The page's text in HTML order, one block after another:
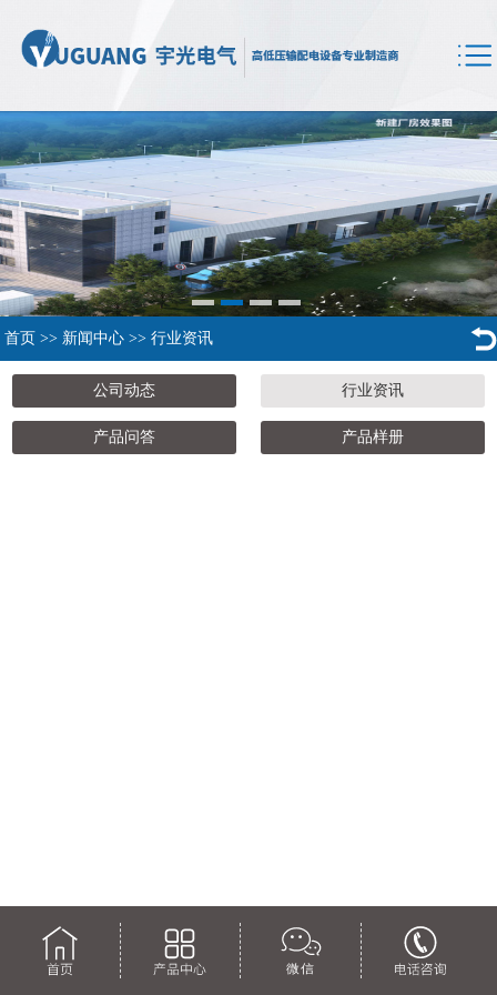
首页 >> 新闻中心 >> 行业资讯
公司动态 行业资讯
产品问答 产品样册